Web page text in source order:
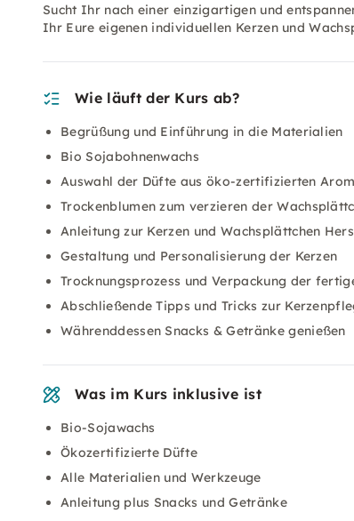
Sucht Ihr nach einer einzigartigen und
Ihr Eure eigenen individuellen Kerzen und
Wie läuft der Kurs ab?
Begrüßung und Einführung in die Materialien
Bio Sojabohnenwachs
Auswahl der Düfte aus öko-zertifizierten
Trockenblumen zum verzieren der
Anleitung zur Kerzen und Wachsplättchen
Gestaltung und Personalisierung der Kerzen
Trocknungsprozess und Verpackung der
Abschließende Tipps und Tricks zur
Währenddessen Snacks & Getränke genießen
Was im Kurs inklusive ist
Bio-Sojawachs
Ökozertifizierte Düfte
Alle Materialien und Werkzeuge
Anleitung plus Snacks und Getränke